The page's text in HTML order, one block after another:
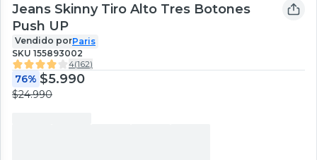
Jeans Skinny Tiro Alto Tres Botones
Push UP
Vendido porParis
SKU 155893002
4(162)
76% $5.990
$24.990